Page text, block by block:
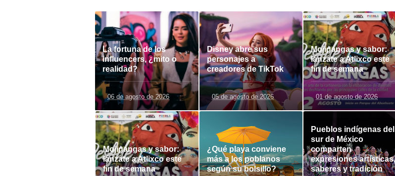
La fortuna de los
influencers, ¿mito o
realidad?
06 de agosto de 2026
Disney abre sus
personajes a
creadores de TikTok
05 de agosto de 2026
Mojigangas y sabor:
lánzate a Atlixco este
fin de semana
01 de agosto de 2026
Mojigangas y sabor:
lánzate a Atlixco este
fin de semana
¿Qué playa conviene
más a los poblanos
según su bolsillo?
Pueblos indígenas del
sur de México
comparten
expresiones artísticas,
saberes y tradición